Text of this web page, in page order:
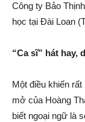
Công ty Bảo
học tại Đài Loan
“Ca sĩ” hát hay,
Một điều khiến
mở của Hoàng
biết ngoại ngữ là